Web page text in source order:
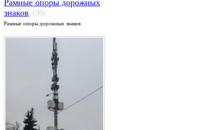
Рамные опоры дорожных
знаков (30)
Рамные опоры дорожных знаков